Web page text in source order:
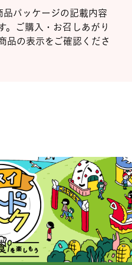
パッケージの記載内容
。ご購入・お召しあがり
品の表示をご確認くださ